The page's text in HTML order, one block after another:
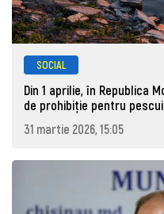
SOCIAL
Din 1 aprilie, în Republica
de prohibiţie pentru
31 martie 2026, 15:05